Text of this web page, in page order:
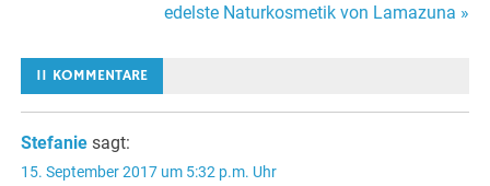
edelste Naturkosmetik von Lamazuna »
11 KOMMENTARE
Stefanie sagt:
15. September 2017 um 5:32 p.m. Uhr